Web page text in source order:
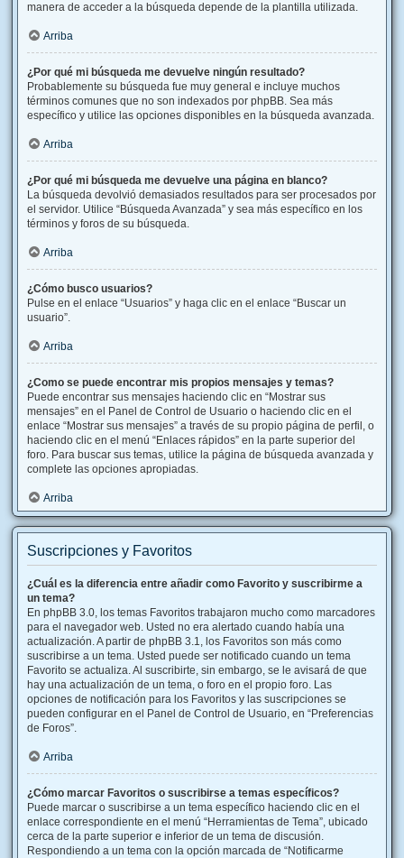
manera de acceder a la búsqueda depende de la plantilla utilizada.
Arriba
¿Por qué mi búsqueda me devuelve ningún resultado?
Probablemente su búsqueda fue muy general e incluye muchos
términos comunes que no son indexados por phpBB. Sea más
específico y utilice las opciones disponibles en la búsqueda avanzada.
Arriba
¿Por qué mi búsqueda me devuelve una página en blanco?
La búsqueda devolvió demasiados resultados para ser procesados por
el servidor. Utilice “Búsqueda Avanzada” y sea más específico en los
términos y foros de su búsqueda.
Arriba
¿Cómo busco usuarios?
Pulse en el enlace “Usuarios” y haga clic en el enlace “Buscar un
usuario”.
Arriba
¿Como se puede encontrar mis propios mensajes y temas?
Puede encontrar sus mensajes haciendo clic en “Mostrar sus
mensajes” en el Panel de Control de Usuario o haciendo clic en el
enlace “Mostrar sus mensajes” a través de su propio página de perfil, o
haciendo clic en el menú “Enlaces rápidos” en la parte superior del
foro. Para buscar sus temas, utilice la página de búsqueda avanzada y
complete las opciones apropiadas.
Arriba
Suscripciones y Favoritos
¿Cuál es la diferencia entre añadir como Favorito y suscribirme a
un tema?
En phpBB 3.0, los temas Favoritos trabajaron mucho como marcadores
para el navegador web. Usted no era alertado cuando había una
actualización. A partir de phpBB 3.1, los Favoritos son más como
suscribirse a un tema. Usted puede ser notificado cuando un tema
Favorito se actualiza. Al suscribirte, sin embargo, se le avisará de que
hay una actualización de un tema, o foro en el propio foro. Las
opciones de notificación para los Favoritos y las suscripciones se
pueden configurar en el Panel de Control de Usuario, en “Preferencias
de Foros”.
Arriba
¿Cómo marcar Favoritos o suscribirse a temas específicos?
Puede marcar o suscribirse a un tema específico haciendo clic en el
enlace correspondiente en el menú “Herramientas de Tema”, ubicado
cerca de la parte superior e inferior de un tema de discusión.
Respondiendo a un tema con la opción marcada de “Notificarme